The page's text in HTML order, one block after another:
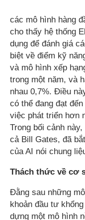
các mô hình hàng
cho thấy hệ thống
dụng để đánh giá
biệt về điểm kỹ
và mô hình xếp
trong một năm, và
nhau 0,7%. Điều
có thể đang đạt
việc phát triển hơn
Trong bối cảnh
cả Bill Gates, đã
của AI nói chung
Thách thức về cơ
Đằng sau những
khoản đầu tư
dựng một mô hình